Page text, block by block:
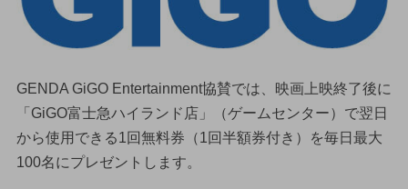
GENDA GiGO Entertainment協賛では、映画上映終了後に
「GiGO富士急ハイランド店」（ゲームセンター）で翌日
から使用できる1回無料券（1回半額券付き）を毎日最大
100名にプレゼントします。